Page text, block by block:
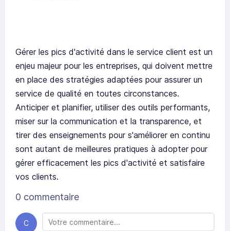
Gérer les pics d'activité dans le service client est un
enjeu majeur pour les entreprises, qui doivent mettre
en place des stratégies adaptées pour assurer un
service de qualité en toutes circonstances.
Anticiper et planifier, utiliser des outils performants,
miser sur la communication et la transparence, et
tirer des enseignements pour s'améliorer en continu
sont autant de meilleures pratiques à adopter pour
gérer efficacement les pics d'activité et satisfaire
vos clients.
0 commentaire
C